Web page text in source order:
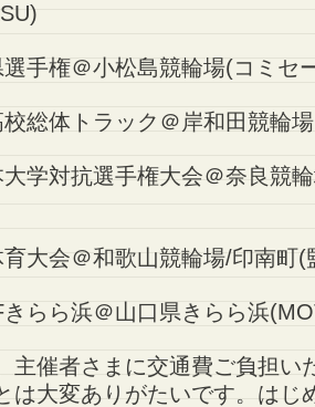
手権＠小松島競輪場(コミセ
総体トラック＠岸和田競輪
学対抗選手権大会＠奈良競
大会＠和歌山競輪場/印南町(
らら浜＠山口県きらら浜
主催者さまに交通費ご負担い
は大変ありがたいです。はじ